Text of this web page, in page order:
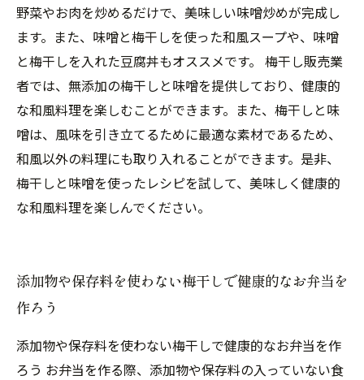
野菜やお肉を炒めるだけで、美味しい味噌炒めが完成し
ます。また、味噌と梅干しを使った和風スープや、味噌
と梅干しを入れた豆腐丼もオススメです。 梅干し販売業
者では、無添加の梅干しと味噌を提供しており、健康的
な和風料理を楽しむことができます。また、梅干しと味
噌は、風味を引き立てるために最適な素材であるため、
和風以外の料理にも取り入れることができます。是非、
梅干しと味噌を使ったレシピを試して、美味しく健康的
な和風料理を楽しんでください。
添加物や保存料を使わない梅干しで健康的なお弁当を
作ろう
添加物や保存料を使わない梅干しで健康的なお弁当を作
ろう お弁当を作る際、添加物や保存料の入っていない食